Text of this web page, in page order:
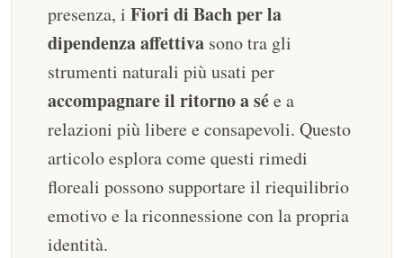
presenza, i Fiori di Bach per la
dipendenza affettiva sono tra gli
strumenti naturali più usati per
accompagnare il ritorno a sée a
relazioni più libere e consapevoli. Questo
articolo esplora come questi rimedi
floreali possono supportare il riequilibrio
emotivo e la riconnessione con la propria
identità.